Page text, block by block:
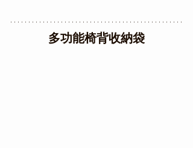
多功能椅背收納袋